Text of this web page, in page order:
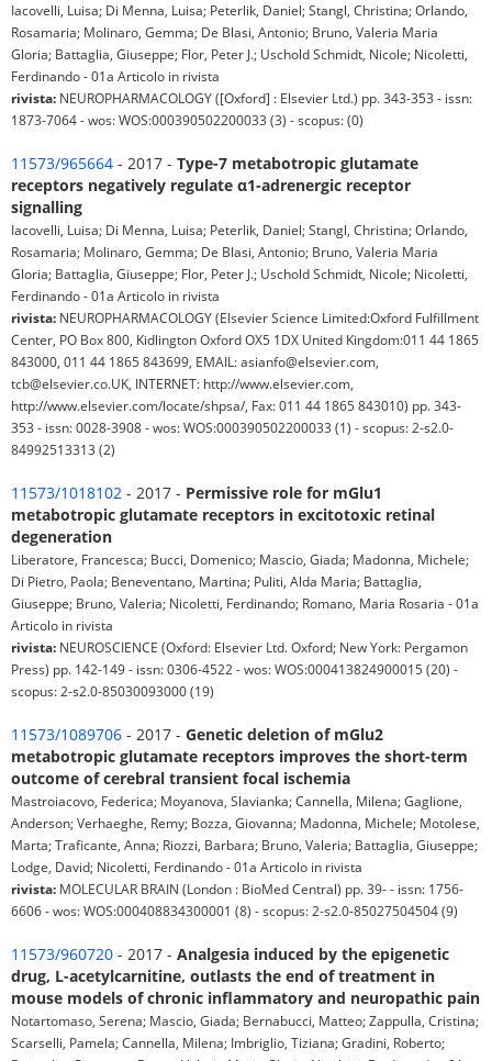
Iacovelli, Luisa; Di Menna, Luisa; Peterlik, Daniel; Stangl, Christina; Orlando,
Rosamaria; Molinaro, Gemma; De Blasi, Antonio; Bruno, Valeria Maria
Gloria; Battaglia, Giuseppe; Flor, Peter J.; Uschold Schmidt, Nicole; Nicoletti,
Ferdinando - 01a Articolo in rivista
rivista: NEUROPHARMACOLOGY ([Oxford] : Elsevier Ltd.) pp. 343-353 - issn:
1873-7064 - wos: WOS:000390502200033 (3) - scopus: (0)
11573/965664 - 2017 - Type-7 metabotropic glutamate
receptors negatively regulate α1-adrenergic receptor
signalling
Iacovelli, Luisa; Di Menna, Luisa; Peterlik, Daniel; Stangl, Christina; Orlando,
Rosamaria; Molinaro, Gemma; De Blasi, Antonio; Bruno, Valeria Maria
Gloria; Battaglia, Giuseppe; Flor, Peter J.; Uschold Schmidt, Nicole; Nicoletti,
Ferdinando - 01a Articolo in rivista
rivista: NEUROPHARMACOLOGY (Elsevier Science Limited:Oxford Fulfillment
Center, PO Box 800, Kidlington Oxford OX5 1DX United Kingdom:011 44 1865
843000, 011 44 1865 843699, EMAIL: asianfo@elsevier.com,
tcb@elsevier.co.UK, INTERNET: http://www.elsevier.com,
http://www.elsevier.com/locate/shpsa/, Fax: 011 44 1865 843010) pp. 343-
353 - issn: 0028-3908 - wos: WOS:000390502200033 (1) - scopus: 2-s2.0-
84992513313 (2)
11573/1018102 - 2017 - Permissive role for mGlu1
metabotropic glutamate receptors in excitotoxic retinal
degeneration
Liberatore, Francesca; Bucci, Domenico; Mascio, Giada; Madonna, Michele;
Di Pietro, Paola; Beneventano, Martina; Puliti, Alda Maria; Battaglia,
Giuseppe; Bruno, Valeria; Nicoletti, Ferdinando; Romano, Maria Rosaria - 01a
Articolo in rivista
rivista: NEUROSCIENCE (Oxford: Elsevier Ltd. Oxford; New York: Pergamon
Press) pp. 142-149 - issn: 0306-4522 - wos: WOS:000413824900015 (20) -
scopus: 2-s2.0-85030093000 (19)
11573/1089706 - 2017 - Genetic deletion of mGlu2
metabotropic glutamate receptors improves the short-term
outcome of cerebral transient focal ischemia
Mastroiacovo, Federica; Moyanova, Slavianka; Cannella, Milena; Gaglione,
Anderson; Verhaeghe, Remy; Bozza, Giovanna; Madonna, Michele; Motolese,
Marta; Traficante, Anna; Riozzi, Barbara; Bruno, Valeria; Battaglia, Giuseppe;
Lodge, David; Nicoletti, Ferdinando - 01a Articolo in rivista
rivista: MOLECULAR BRAIN (London : BioMed Central) pp. 39- - issn: 1756-
6606 - wos: WOS:000408834300001 (8) - scopus: 2-s2.0-85027504504 (9)
11573/960720 - 2017 - Analgesia induced by the epigenetic
drug, L-acetylcarnitine, outlasts the end of treatment in
mouse models of chronic inflammatory and neuropathic pain
Notartomaso, Serena; Mascio, Giada; Bernabucci, Matteo; Zappulla, Cristina;
Scarselli, Pamela; Cannella, Milena; Imbriglio, Tiziana; Gradini, Roberto;